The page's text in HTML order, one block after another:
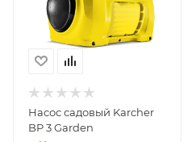
Насос садовый Karcher
BP 3 Garden